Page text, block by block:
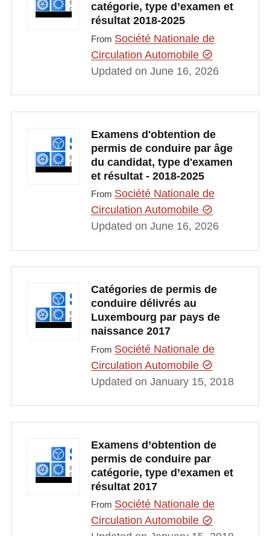
catégorie, type d’examen et
résultat 2018-2025
From Société Nationale de
Circulation Automobile
Updated on June 16, 2026
Examens d'obtention de
permis de conduire par âge
du candidat, type d'examen
et résultat - 2018-2025
From Société Nationale de
Circulation Automobile
Updated on June 16, 2026
Catégories de permis de
conduire délivrés au
Luxembourg par pays de
naissance 2017
From Société Nationale de
Circulation Automobile
Updated on January 15, 2018
Examens d’obtention de
permis de conduire par
catégorie, type d’examen et
résultat 2017
From Société Nationale de
Circulation Automobile